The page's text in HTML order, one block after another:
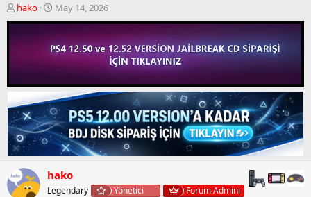
K
o
u
a
ş
l
a
t
a
n
hako
B
a
ş
l
a
n
g
ı
ç
t
a
r
i
i
May 14, 2026
hako
Legendary Yönetici Forum Admini